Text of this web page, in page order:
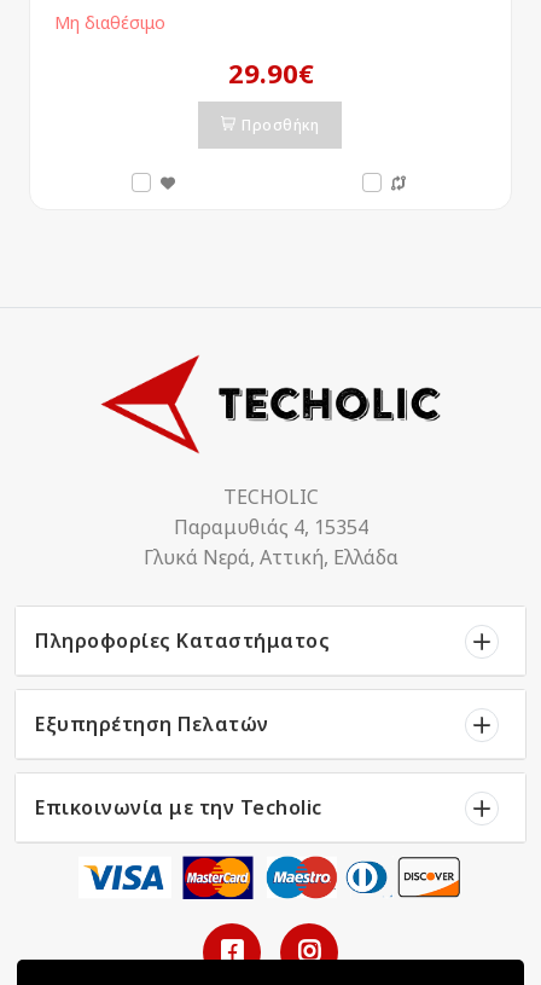
Μη διαθέσιμο
29.90€
Προσθήκη
TECHOLIC
Παραμυθιάς 4, 15354
Γλυκά Νερά, Αττική, Ελλάδα
Πληροφορίες Καταστήματος
Εξυπηρέτηση Πελατών
Επικοινωνία με την Techolic